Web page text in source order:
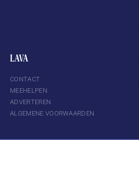
LAVA
CONTACT
MEEHELPEN
ADVERTEREN
ALGEMENE VOORWAARDEN